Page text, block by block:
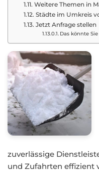
Weitere Themen in
Städte im Umkreis
Jetzt Anfrage stellen
Das könnte
zuverlässige
und Zufahrten effizient